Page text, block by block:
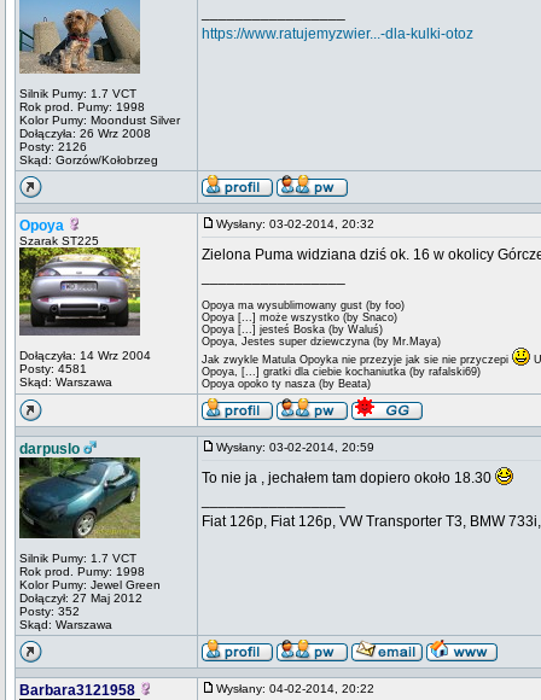
Silnik Pumy: 1.7 VCT
Rok prod. Pumy: 1998
Kolor Pumy: Moondust Silver
Dołączyła: 26 Wrz 2008
Posty: 2126
Skąd: Gorzów/Kołobrzeg
https://www.ratujemyzwier...-dla-kulki-otoz
Opoya
Szarak ST225
Dołączyła: 14 Wrz 2004
Posty: 4581
Skąd: Warszawa
Wysłany: 03-02-2014, 20:32
Zielona Puma widziana dziś ok. 16 w okolicy
Opoya ma wysublimowany gust (by foo)
Opoya [...] może wszystko (by Snaco)
Opoya [...] jesteś Boska (by Waluś)
Opoya, Jestes super dziewczyna (by Mr.Maya)
Jak zwykle Matula Opoyka nie przezyje jak sie nie przyczepi
Opoya, [...] gratki dla ciebie kochaniutka (by rafalski69)
Opoya opoko ty nasza (by Beata)
darpuslo
Silnik Pumy: 1.7 VCT
Rok prod. Pumy: 1998
Kolor Pumy: Jewel Green
Dołączył: 27 Maj 2012
Posty: 352
Skąd: Warszawa
Wysłany: 03-02-2014, 20:59
To nie ja , jechałem tam dopiero około 18.30
Fiat 126p, Fiat 126p, VW Transporter T3, BMW
Barbara3121958 Wysłany: 04-02-2014, 20:22